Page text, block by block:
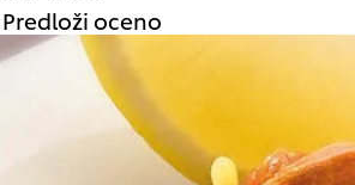
Za
to
Predloži oceno